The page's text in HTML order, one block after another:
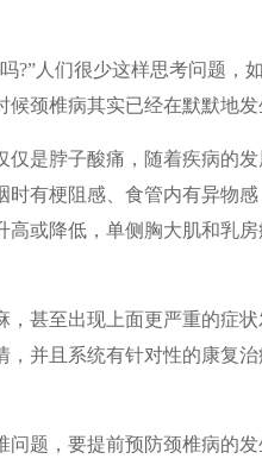
人们很少这样思考问题，
颈椎病其实已经在默默地发
是脖子酸痛，随着疾病的发
有梗阻感、食管内有异物
或降低，单侧胸大肌和乳房
至出现上面更严重的症状
并且系统有针对性的康复
题，要提前预防颈椎病的发